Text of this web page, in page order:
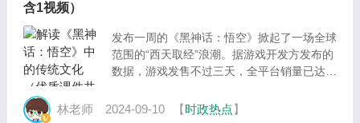
含1视频）
发布一周的《黑神话：悟空》掀起了一场全球
范围的“西天取经”浪潮。据游戏开发方发布的
数据，游戏发售不过三天，全平台销量已达一
时在线人数达到三百万。哪怕从世界范围来
林老师 2024-09-10 【时政热点】